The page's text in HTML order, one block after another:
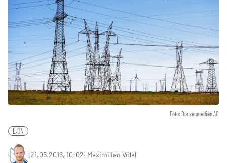
Foto: Börsenmedien AG
E.ON
21.05.2016, 10:02‧ Maximilian Völkl